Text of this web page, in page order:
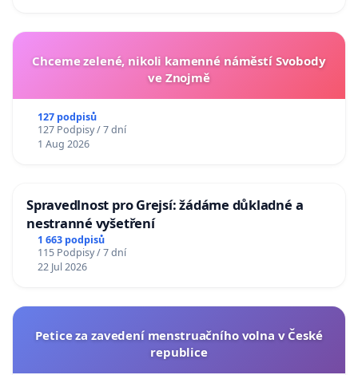
Chceme zelené, nikoli kamenné náměstí Svobody
ve Znojmě
127 podpisů
127 Podpisy / 7 dní
1 Aug 2026
Spravedlnost pro Grejsí: žádáme důkladné a
nestranné vyšetření
1 663 podpisů
115 Podpisy / 7 dní
22 Jul 2026
Petice za zavedení menstruačního volna v České
republice